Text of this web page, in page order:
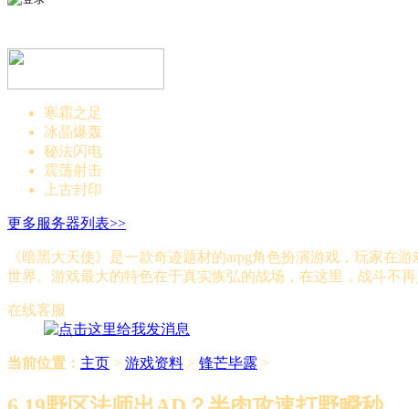
寒霜之足
冰晶爆轰
秘法闪电
震荡射击
上古封印
更多服务器列表>>
《暗黑大天使》是一款奇迹题材的arpg角色扮演游戏，玩家在
世界。游戏最大的特色在于真实恢弘的战场，在这里，战斗不
在线客服
当前位置： 主页 > 游戏资料 > 锋芒毕露 >